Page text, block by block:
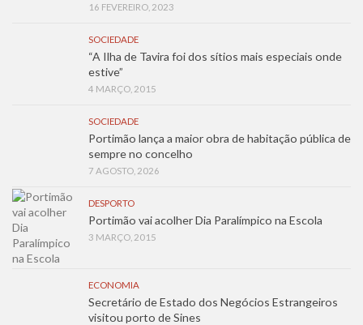
16 FEVEREIRO, 2023
SOCIEDADE
“A Ilha de Tavira foi dos sítios mais especiais onde
estive”
4 MARÇO, 2015
SOCIEDADE
Portimão lança a maior obra de habitação pública de
sempre no concelho
7 AGOSTO, 2026
DESPORTO
Portimão vai acolher Dia Paralímpico na Escola
3 MARÇO, 2015
ECONOMIA
Secretário de Estado dos Negócios Estrangeiros
visitou porto de Sines